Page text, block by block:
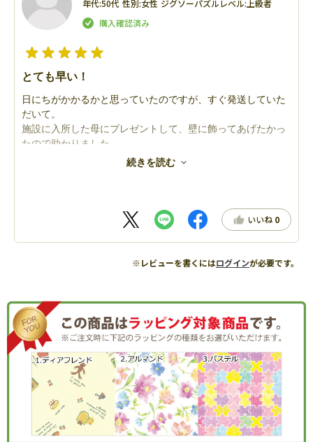
年代:50代 性別:女性 ジグソーパズルレベル: 上級者
とても早い！
日にちがかかるかと思っていたのですが、すぐ発送していた
だいて。
施設に入所した母にプレゼントして、壁に飾ってあげたかっ
たので助かりました。
パズルに合わせてカラーのパネルも頼んだので、カラフルで
続きを読む
いいね 0
※レビューを書くにはログインが必要です。